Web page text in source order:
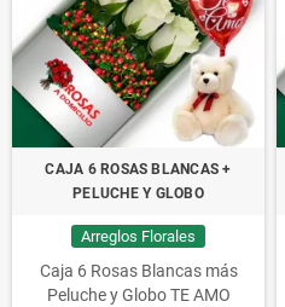
mejores floristas de Chile,
ocasión. Flores para aniversarios,
conquistas, nacimientos y mucho
Arreglos Florales a
de arreglos florales en
domicilio en Recoleta
CAJA 6 ROSAS BLANCAS +
PELUCHE Y GLOBO
Arreglos Florales
Caja 6 Rosas Blancas más
Peluche y Globo TE AMO